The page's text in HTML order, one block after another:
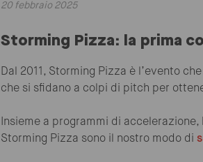
20 febbraio 2025
Storming Pizza: la prima
Dal 2011, Storming Pizza è l’evento
che si sfidano a colpi di pitch per
Insieme a programmi di
Storming Pizza sono il nostro modo di